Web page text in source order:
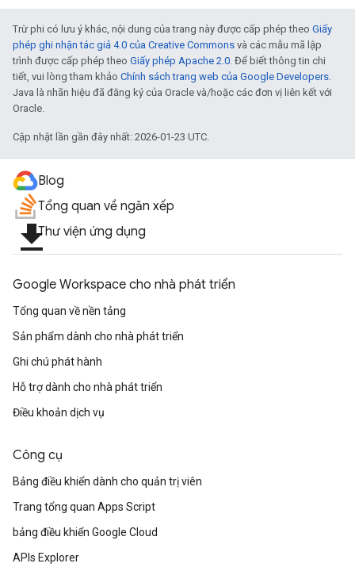
Trừ phi có lưu ý khác, nội dung của trang này được cấp phép theo Giấy
phép ghi nhận tác giả 4.0 của Creative Commons và các mẫu mã lập
trình được cấp phép theo Giấy phép Apache 2.0. Để biết thông tin chi
tiết, vui lòng tham khảo Chính sách trang web của Google Developers.
Java là nhãn hiệu đã đăng ký của Oracle và/hoặc các đơn vị liên kết với
Oracle.
Cập nhật lần gần đây nhất: 2026-01-23 UTC.
Blog
Tổng quan về ngăn xếp
file_downloadThư viện ứng dụng
Google Workspace cho nhà phát triển
Tổng quan về nền tảng
Sản phẩm dành cho nhà phát triển
Ghi chú phát hành
Hỗ trợ dành cho nhà phát triển
Điều khoản dịch vụ
Công cụ
Bảng điều khiển dành cho quản trị viên
Trang tổng quan Apps Script
bảng điều khiển Google Cloud
APIs Explorer